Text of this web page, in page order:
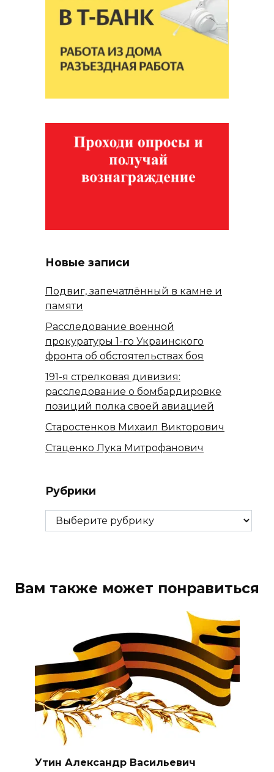
Новые записи
Подвиг, запечатлённый в камне и
памяти
Расследование военной
прокуратуры 1-го Украинского
фронта об обстоятельствах боя
191-я стрелковая дивизия:
расследование о бомбардировке
позиций полка своей авиацией
Старостенков Михаил Викторович
Стаценко Лука Митрофанович
Рубрики
Рубрики
Вам также может понравиться
Утин Александр Васильевич